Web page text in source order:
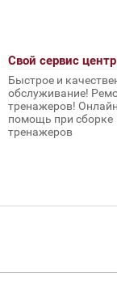
Свой сервис центр
Быстрое и
обслуживание!
тренажеров! Онлайн
помощь при сборке
тренажеров